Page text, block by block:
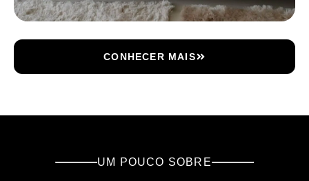
CONHECER MAIS
UM POUCO SOBRE